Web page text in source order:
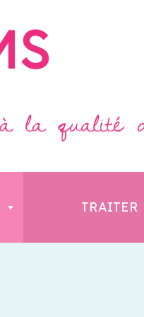
TRAITER